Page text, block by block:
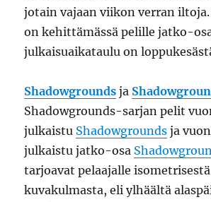
jotain vajaan viikon verran
on kehittämässä pelille jatko-
julkaisuaikataulu on
Shadowgrounds ja
Shadowgrounds-sarjan pelit
julkaistu Shadowgrounds ja
julkaistu jatko-osa
tarjoavat pelaajalle isometrisestä
kuvakulmasta, eli ylhäältä